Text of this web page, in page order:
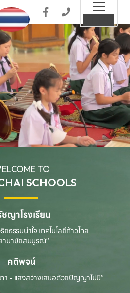
TO
SCHOOLS
ชญาโรงเรียน
ยธรรมนำใจ เทคโนโลยีก้าวไกล
านามัยสมบูรณ์”
คติพจน์
- แสงสว่างเสมอด้วยปัญญาไม่มี”